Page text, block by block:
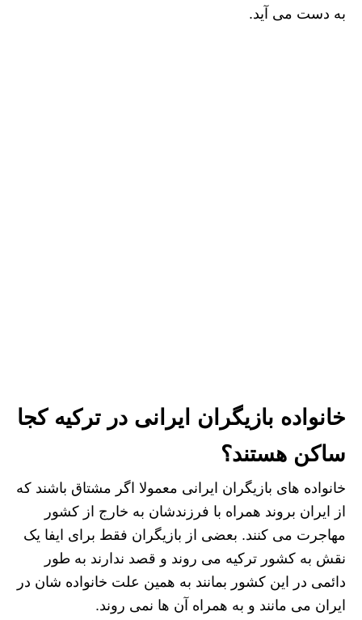
به دست می آید.
خانواده بازیگران ایرانی در ترکیه کجا
ساکن هستند؟
خانواده های بازیگران ایرانی معمولا اگر مشتاق باشند که
از ایران بروند همراه با فرزندشان به خارج از کشور
مهاجرت می کنند. بعضی از بازیگران فقط برای ایفا یک
نقش به کشور ترکیه می روند و قصد ندارند به طور
دائمی در این کشور بمانند به همین علت خانواده شان در
ایران می مانند و به همراه آن ها نمی روند.